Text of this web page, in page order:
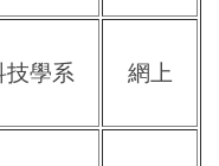
技學系 網上